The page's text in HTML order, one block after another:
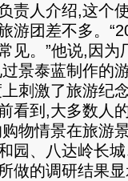
人介绍,这个使
游团差不多。
见。”他说,因
景泰蓝制作的
刺激了旅游纪
看到,大多数人
情景在旅游景
园、八达岭长
做的调研结果